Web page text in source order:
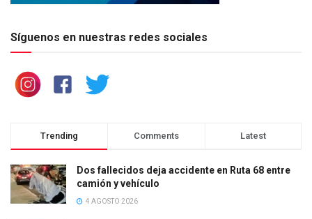
Síguenos en nuestras redes sociales
Trending Comments Latest
Dos fallecidos deja accidente en Ruta 68 entre
camión y vehículo
4 AGOSTO 2026